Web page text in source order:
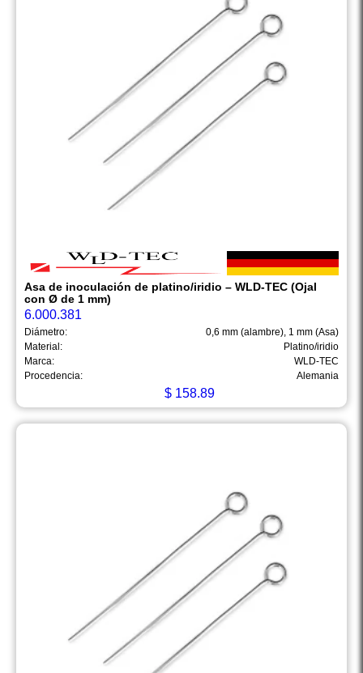
Asa de inoculación de platino/iridio – WLD-TEC (Ojal
con Ø de 1 mm)
6.000.381
Diámetro:
0,6 mm (alambre), 1 mm (Asa)
Material:
Platino/iridio
Marca:
WLD-TEC
Procedencia:
Alemania
$ 158.89